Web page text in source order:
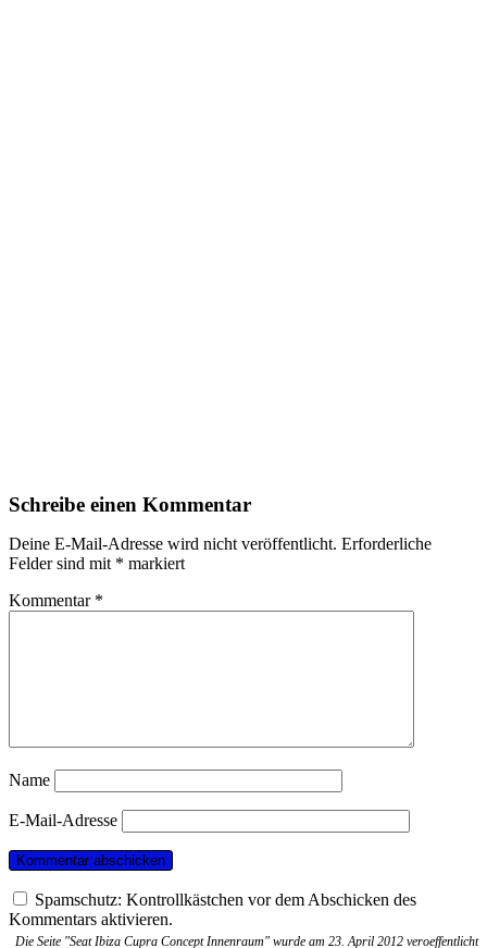
Schreibe einen Kommentar
Deine E-Mail-Adresse wird nicht veröffentlicht. Erforderliche
Felder sind mit * markiert
Kommentar *
Name
E-Mail-Adresse
Spamschutz: Kontrollkästchen vor dem Abschicken des
Kommentars aktivieren.
Die Seite "Seat Ibiza Cupra Concept Innenraum" wurde am 23. April 2012 veroeffentlicht